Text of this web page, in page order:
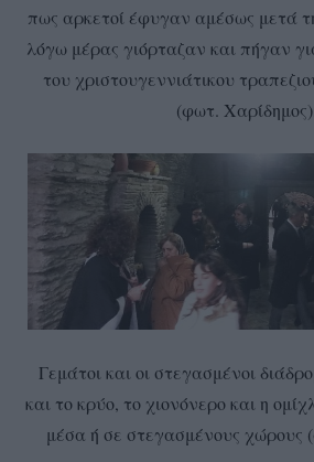
πως αρκετοί έφυγαν αμέσως μετά
λόγω μέρας γιόρταζαν και πήγαν
του χριστουγεννιάτικου
(φωτ.
Γεμάτοι και οι στεγασμένοι
και το κρύο, το χιονόνερο και η
μέσα ή σε στεγασμένους χώρους